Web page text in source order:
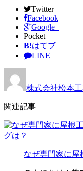
Twitter
Facebook
Google+
Pocket
B!はてブ
LINE
株式会社松本工
関連記事
なぜ専門家に